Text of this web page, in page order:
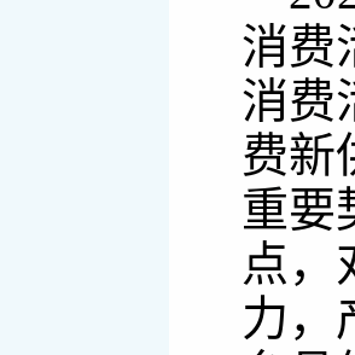
消费
消费
费新
重要
点，
力，